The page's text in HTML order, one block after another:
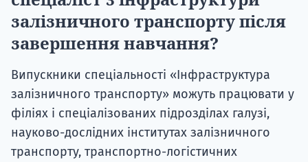
залізничного транспорту після
завершення навчання?
Випускники спеціальності «Інфраструктура
залізничного транспорту» можуть працювати у
філіях і спеціалізованих підрозділах галузі,
науково-дослідних інститутах залізничного
транспорту, транспортно-логістичних